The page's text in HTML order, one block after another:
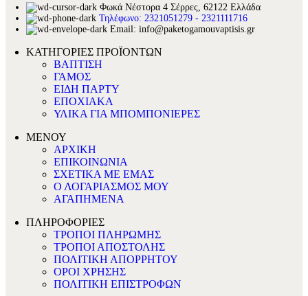
Φωκά Νέστορα 4 Σέρρες, 62122 Ελλάδα
Τηλέφωνο: 2321051279 - 2321111716
Email: info@paketogamouvaptisis.gr
ΚΑΤΗΓΟΡΙΕΣ ΠΡΟΪΟΝΤΩΝ
ΒΑΠΤΙΣΗ
ΓΑΜΟΣ
ΕΙΔΗ ΠΑΡΤΥ
ΕΠΟΧΙΑΚΑ
ΥΛΙΚΑ ΓΙΑ ΜΠΟΜΠΟΝΙΕΡΕΣ
ΜΕΝΟΥ
ΑΡΧΙΚΗ
ΕΠΙΚΟΙΝΩΝΙΑ
ΣΧΕΤΙΚΑ ΜΕ ΕΜΑΣ
Ο ΛΟΓΑΡΙΑΣΜΟΣ ΜΟΥ
ΑΓΑΠΗΜΕΝΑ
ΠΛΗΡΟΦΟΡΙΕΣ
ΤΡΟΠΟΙ ΠΛΗΡΩΜΗΣ
ΤΡΟΠΟΙ ΑΠΟΣΤΟΛΗΣ
ΠΟΛΙΤΙΚΗ ΑΠΟΡΡΗΤΟΥ
ΟΡΟΙ ΧΡΗΣΗΣ
ΠΟΛΙΤΙΚΗ ΕΠΙΣΤΡΟΦΩΝ